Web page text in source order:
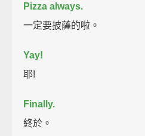
Pizza always.
一定要披薩的啦。
Yay!
耶!
Finally.
終於。